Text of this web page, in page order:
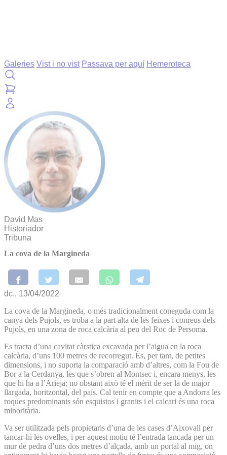
Galeries Vist i no vist Passava per aquí Hemeroteca
David Mas
Historiador
Tribuna
La cova de la Margineda
dc., 13/04/2022
La cova de la Margineda, o més tradicionalment coneguda com la
canya dels Pujols, es troba a la part alta de les feixes i conreus dels
Pujols, en una zona de roca calcària al peu del Roc de Persoma.
Es tracta d’una cavitat càrstica excavada per l’aigua en la roca
calcària, d’uns 100 metres de recorregut. És, per tant, de petites
dimensions, i no suporta la comparació amb d’altres, com la Fou de
Bor a la Cerdanya, les que s’obren al Montsec i, encara menys, les
que hi ha a l’Arieja; no obstant això té el mèrit de ser la de major
llargada, horitzontal, del país. Cal tenir en compte que a Andorra les
roques predominants són esquistos i granits i el calcari és una roca
minoritària.
Va ser utilitzada pels propietaris d’una de les cases d’Aixovall per
tancar-hi les ovelles, i per aquest motiu té l’entrada tancada per un
mur de pedra d’uns dos metres d’alçada, amb un portal al mig, on